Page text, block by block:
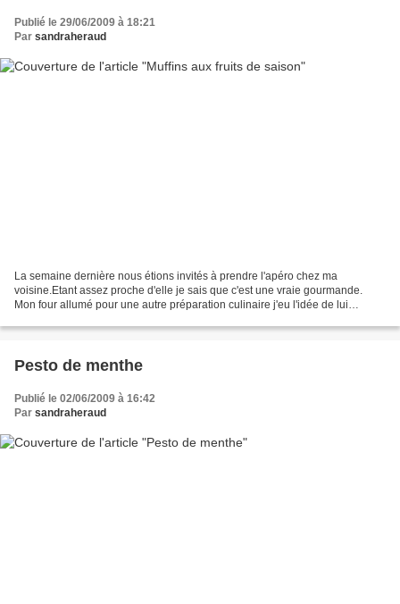
Publié le 29/06/2009 à 18:21
Par sandraheraud
La semaine dernière nous étions invités à prendre l'apéro chez ma
voisine.Etant assez proche d'elle je sais que c'est une vraie gourmande.
Mon four allumé pour une autre préparation culinaire j'eu l'idée de lui
Pesto de menthe
Publié le 02/06/2009 à 16:42
Par sandraheraud